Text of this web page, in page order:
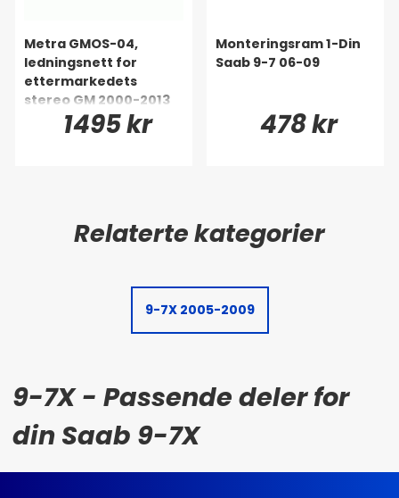
Metra GMOS-04,
ledningsnett for
ettermarkedets
stereo GM 2000-2013
1495 kr
Monteringsram 1-Din
Saab 9-7 06-09
478 kr
9-7X 2005-2009
9-7X - Passende deler for
din Saab 9-7X